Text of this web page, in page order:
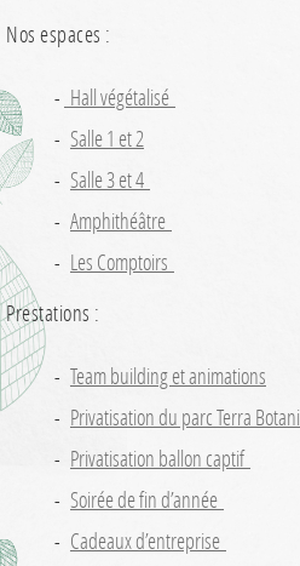
Nos espaces :
Hall végétalisé
Salle 1 et 2
Salle 3 et 4
Amphithéâtre
Les Comptoirs
Prestations :
Team building et animations
Privatisation du parc Terra
Privatisation ballon captif
Soirée de fin d’année
Cadeaux d’entreprise